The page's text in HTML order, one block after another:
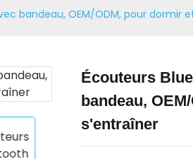
bandeau, OEM/ODM, pour dormir
Écouteurs
bandeau,
s'entraîner